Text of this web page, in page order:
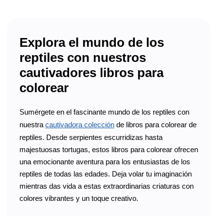
Explora el mundo de los
reptiles con nuestros
cautivadores libros para
colorear
Sumérgete en el fascinante mundo de los reptiles con
nuestra cautivadora colección de libros para colorear de
reptiles. Desde serpientes escurridizas hasta
majestuosas tortugas, estos libros para colorear ofrecen
una emocionante aventura para los entusiastas de los
reptiles de todas las edades. Deja volar tu imaginación
mientras das vida a estas extraordinarias criaturas con
colores vibrantes y un toque creativo.